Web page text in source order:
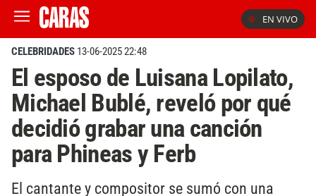
EN VIVO
CELEBRIDADES 13-06-2025 22:48
El esposo de Luisana Lopilato,
Michael Bublé, reveló por qué
decidió grabar una canción
para Phineas y Ferb
El cantante y compositor se sumó con una